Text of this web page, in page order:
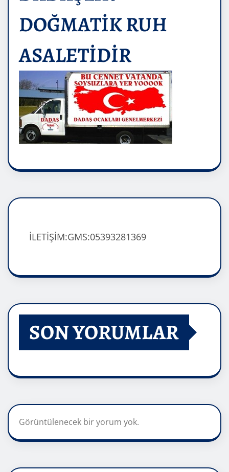
DOĞMATİK RUH
ASALETİDİR
İLETİŞİM:GMS:05393281369
SON YORUMLAR
Görüntülenecek bir yorum yok.